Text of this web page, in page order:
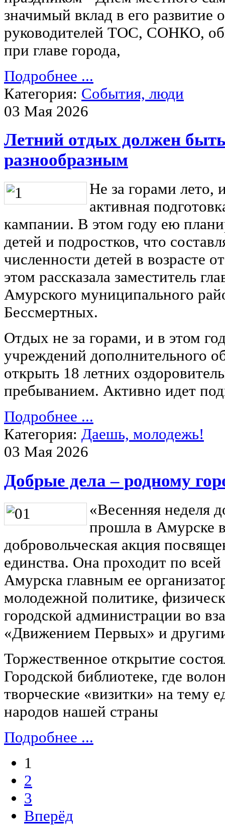
значимый вклад в его развитие
руководителей ТОС, СОНКО,
при главе города,
Подробнее ...
Категория: События, люди
03 Мая 2026
Летний отдых должен
разнообразным
Не за горами лето,
активная
кампании. В этом году ею
детей и подростков, что
численности детей в возрасте
этом рассказала заместитель
Амурского муниципального
Бессмертных.
Отдых не за горами, и в этом
учреждений дополнительного
открыть 18 летних
пребыванием. Активно идет
Подробнее ...
Категория: Даешь, молодежь!
03 Мая 2026
Добрые дела – родному
«Весенняя неделя
прошла в Амурске
добровольческая акция
единства. Она проходит по
Амурска главным ее
молодежной политике,
городской администрации во
«Движением Первых» и
Торжественное открытие
Городской библиотеке, где
творческие «визитки» на тему
народов нашей страны
Подробнее ...
1
2
3
Вперёд